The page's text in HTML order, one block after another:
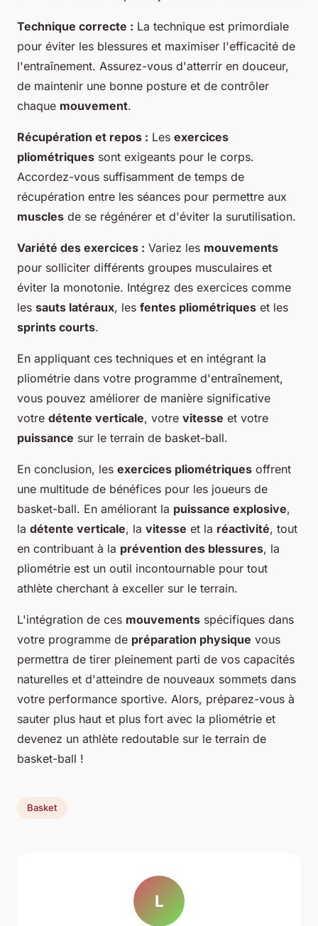
Technique correcte : La technique est primordiale
pour éviter les blessures et maximiser l'efficacité de
l'entraînement. Assurez-vous d'atterrir en douceur,
de maintenir une bonne posture et de contrôler
chaque mouvement.
Récupération et repos : Les exercices
pliométriques sont exigeants pour le corps.
Accordez-vous suffisamment de temps de
récupération entre les séances pour permettre aux
muscles de se régénérer et d'éviter la surutilisation.
Variété des exercices : Variez les mouvements
pour solliciter différents groupes musculaires et
éviter la monotonie. Intégrez des exercices comme
les sauts latéraux, les fentes pliométriques et les
sprints courts.
En appliquant ces techniques et en intégrant la
pliométrie dans votre programme d'entraînement,
vous pouvez améliorer de manière significative
votre détente verticale, votre vitesse et votre
puissance sur le terrain de basket-ball.
En conclusion, les exercices pliométriques offrent
une multitude de bénéfices pour les joueurs de
basket-ball. En améliorant la puissance explosive,
la détente verticale, la vitesse et la réactivité, tout
en contribuant à la prévention des blessures, la
pliométrie est un outil incontournable pour tout
athlète cherchant à exceller sur le terrain.
L'intégration de ces mouvements spécifiques dans
votre programme de préparation physique vous
permettra de tirer pleinement parti de vos capacités
naturelles et d'atteindre de nouveaux sommets dans
votre performance sportive. Alors, préparez-vous à
sauter plus haut et plus fort avec la pliométrie et
devenez un athlète redoutable sur le terrain de
basket-ball !
Basket
L